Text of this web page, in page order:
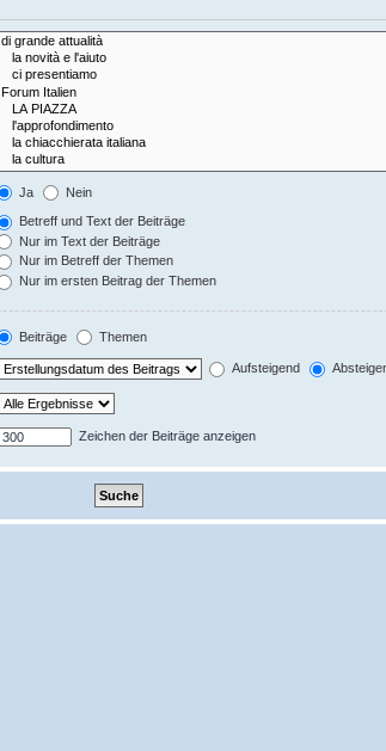
Ja Nein
Betreff und Text der Beiträge
Nur im Text der Beiträge
Nur im Betreff der Themen
Nur im ersten Beitrag der Themen
Beiträge Themen
Aufsteigend
Zeichen der Beiträge anzeigen